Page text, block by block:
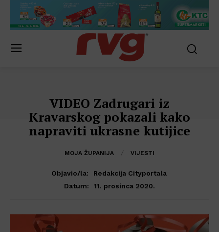
VIDEO Zadrugari iz
Kravarskog pokazali kako
napraviti ukrasne kutijice
MOJA ŽUPANIJA VIJESTI
Objavio/la:
Redakcija Cityportala
Datum:
11. prosinca 2020.